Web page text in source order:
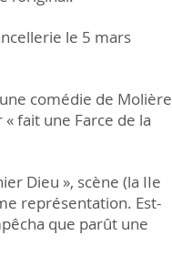
le 5 mars
comédie de Molière
fait une Farce de la
Dieu », scène (la IIe
représentation. Est-
que parût une